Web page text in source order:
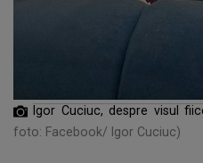
Igor Cuciuc, despre visul
foto: Facebook/ Igor Cuciuc)